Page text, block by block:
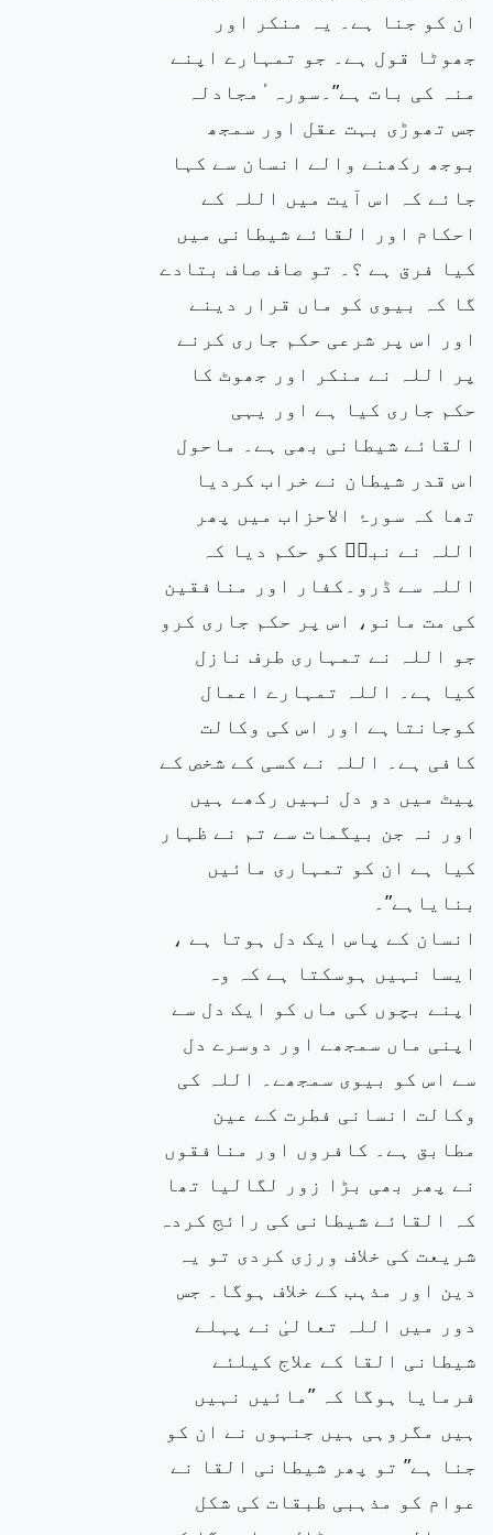
ان کو جنا ہے۔ یہ منکر اور
جھوٹا قول ہے۔ جو تمہارے اپنے
منہ کی بات ہے”۔سورہ ٔمجادلہ
جس تھوڑی بہت عقل اور سمجھ
بوجھ رکھنے والے انسان سے کہا
جائے کہ اس آیت میں اللہ کے
احکام اور القائے شیطانی میں
کیا فرق ہے ؟۔ تو صاف صاف بتادے
گا کہ بیوی کو ماں قرار دینے
اور اس پر شرعی حکم جاری کرنے
پر اللہ نے منکر اور جھوٹ کا
حکم جاری کیا ہے اور یہی
القائے شیطانی بھی ہے۔ ماحول
اس قدر شیطان نے خراب کردیا
تھا کہ سورۂ الاحزاب میں پھر
اللہ نے نبیۖ کو حکم دیا کہ
اللہ سے ڈرو۔کفار اور منافقین
کی مت مانو، اس پر حکم جاری کرو
جو اللہ نے تمہاری طرف نازل
کیا ہے۔ اللہ تمہارے اعمال
کوجانتاہے اور اس کی وکالت
کافی ہے۔ اللہ نے کسی کے شخص کے
پیٹ میں دو دل نہیں رکھے ہیں
اور نہ جن بیگمات سے تم نے ظہار
کیا ہے ان کو تمہاری مائیں
بنایاہے”۔
انسان کے پاس ایک دل ہوتا ہے ،
ایسا نہیں ہوسکتا ہے کہ وہ
اپنے بچوں کی ماں کو ایک دل سے
اپنی ماں سمجھے اور دوسرے دل
سے اس کو بیوی سمجھے۔ اللہ کی
وکالت انسانی فطرت کے عین
مطابق ہے۔ کافروں اور منافقوں
نے پھر بھی بڑا زور لگالیا تھا
کہ القائے شیطانی کی رائج کردہ
شریعت کی خلاف ورزی کردی تو یہ
دین اور مذہب کے خلاف ہوگا۔ جس
دور میں اللہ تعالیٰ نے پہلے
شیطانی القا کے علاج کیلئے
فرمایا ہوگا کہ ”مائیں نہیں
ہیں مگروہی ہیں جنہوں نے ان کو
جنا ہے” تو پھر شیطانی القا نے
عوام کو مذہبی طبقات کی شکل